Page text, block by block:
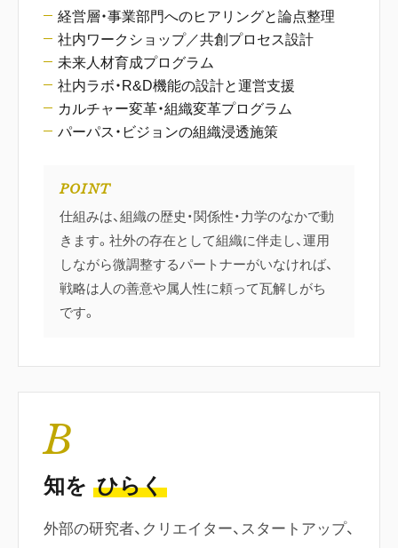
経営層・事業部門へのヒアリングと論点整理
社内ワークショップ／共創プロセス設計
未来人材育成プログラム
社内ラボ・R&D機能の設計と運営支援
カルチャー変革・組織変革プログラム
パーパス・ビジョンの組織浸透施策
POINT
仕組みは、組織の歴史・関係性・力学のなかで動
きます。社外の存在として組織に伴走し、運用
しながら微調整するパートナーがいなければ、
戦略は人の善意や属人性に頼って瓦解しがち
です。
B
知を ひらく
外部の研究者、クリエイター、スタートアップ、